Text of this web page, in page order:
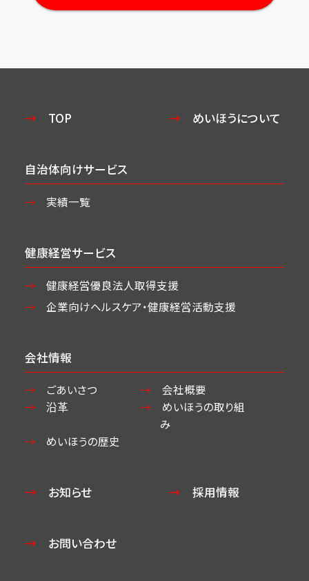
TOP めいほうについて
自治体向けサービス
実績一覧
健康経営サービス
健康経営優良法人取得支援
企業向けヘルスケア・健康経営活動支援
会社情報
ごあいさつ
会社概要
沿革
めいほうの取り組
み
めいほうの歴史
お知らせ 採用情報
お問い合わせ